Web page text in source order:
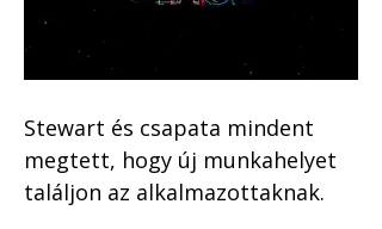
Stewart és csapata mindent
megtett, hogy új munkahelyet
találjon az alkalmazottaknak.